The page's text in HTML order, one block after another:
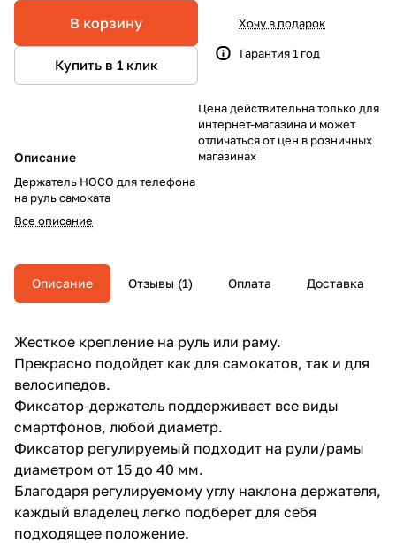
В корзину
Купить в 1 клик
Описание
Держатель HOCO для телефона
на руль самоката
Все описание
Хочу в подарок
Гарантия 1 год
Цена действительна только для
интернет-магазина и может
отличаться от цен в розничных
магазинах
Описание Отзывы (1) Оплата Доставка
Жесткое крепление на руль или раму.
Прекрасно подойдет как для самокатов, так и для
велосипедов.
Фиксатор-держатель поддерживает все виды
смартфонов, любой диаметр.
Фиксатор регулируемый подходит на рули/рамы
диаметром от 15 до 40 мм.
Благодаря регулируемому углу наклона держателя,
каждый владелец легко подберет для себя
подходящее положение.